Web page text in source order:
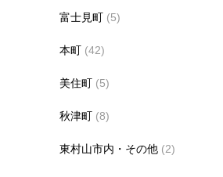
富士見町 (5)
本町 (42)
美住町 (5)
秋津町 (8)
東村山市内・その他 (2)